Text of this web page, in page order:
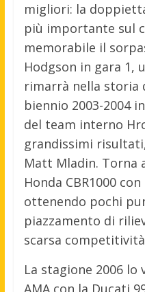
migliori: la
più importante sul
memorabile il
Hodgson in gara 1,
rimarrà nella storia
biennio 2003-2004
del team interno
grandissimi
Matt Mladin. Torna
Honda CBR1000
ottenendo pochi
piazzamento di
scarsa
La stagione 2006 lo
AMA con la Ducati